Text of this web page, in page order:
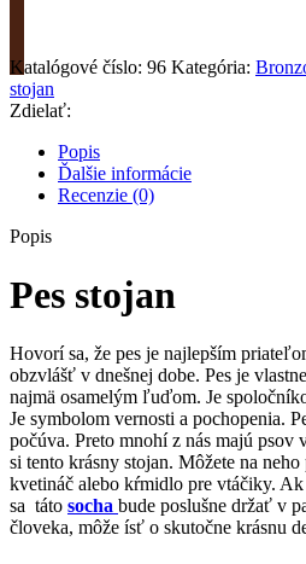
Katalógové číslo: 96 Kategória:
stojan
Zdielať:
Popis
Ďalšie informácie
Recenzie (0)
Popis
Pes stojan
Hovorí sa, že pes je najlepším
obzvlášť v dnešnej dobe. Pes je
najmä osamelým ľuďom. Je
Je symbolom vernosti a pochopenia.
počúva. Preto mnohí z nás majú
si tento krásny stojan. Môžete na
kvetináč alebo kŕmidlo pre vtáčiky.
sa táto socha bude poslušne držať v
človeka, môže ísť o skutočne krásnu